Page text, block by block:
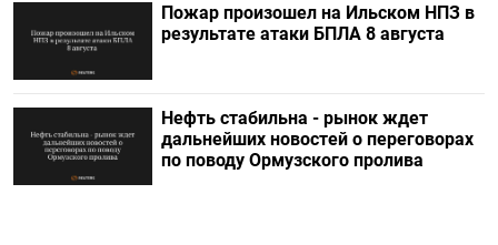
Пожар произошел на Ильском НПЗ в
результате атаки БПЛА 8 августа
Нефть стабильна - рынок ждет
дальнейших новостей о переговорах
по поводу Ормузского пролива